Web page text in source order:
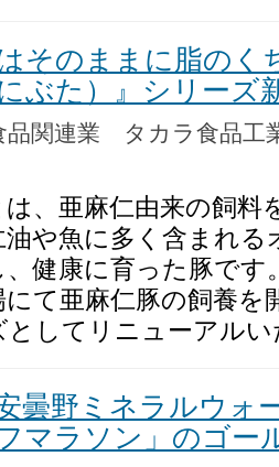
そのままに脂のく
ぶた）』シリーズ
品関連業 タカラ食品
は、亜麻仁由来の飼料
油や魚に多く含まれ
、健康に育った豚で
にて亜麻仁豚の飼養
としてリニューアル
曇野ミネラルウォ
マラソン」のゴー